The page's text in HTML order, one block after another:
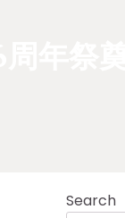
Search